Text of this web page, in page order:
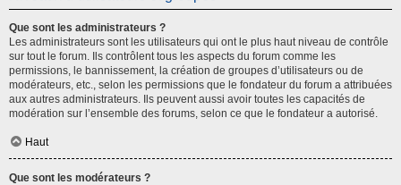
Que sont les administrateurs ?
Les administrateurs sont les utilisateurs qui ont le plus haut niveau de contrôle
sur tout le forum. Ils contrôlent tous les aspects du forum comme les
permissions, le bannissement, la création de groupes d’utilisateurs ou de
modérateurs, etc., selon les permissions que le fondateur du forum a attribuées
aux autres administrateurs. Ils peuvent aussi avoir toutes les capacités de
modération sur l’ensemble des forums, selon ce que le fondateur a autorisé.
Haut
Que sont les modérateurs ?